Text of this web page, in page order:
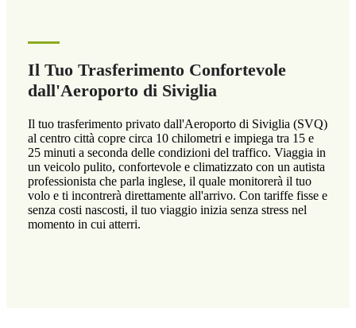
Il Tuo Trasferimento Confortevole
dall'Aeroporto di Siviglia
Il tuo trasferimento privato dall'Aeroporto di Siviglia (SVQ)
al centro città copre circa 10 chilometri e impiega tra 15 e
25 minuti a seconda delle condizioni del traffico. Viaggia in
un veicolo pulito, confortevole e climatizzato con un autista
professionista che parla inglese, il quale monitorerà il tuo
volo e ti incontrerà direttamente all'arrivo. Con tariffe fisse e
senza costi nascosti, il tuo viaggio inizia senza stress nel
momento in cui atterri.